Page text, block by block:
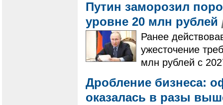
Путин заморозил
уровне 20 млн рублей
Ранее
ужесточение
млн рублей с
Дробление бизнеса:
оказалась в разы